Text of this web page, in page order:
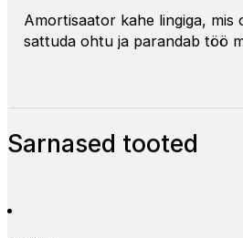
Amortisaator kahe lingiga,
sattuda ohtu ja parandab töö
Sarnased tooted